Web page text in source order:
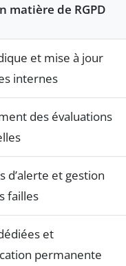
matière de RGPD
et mise à jour
internes
des évaluations
d’alerte et gestion
failles
et
permanente